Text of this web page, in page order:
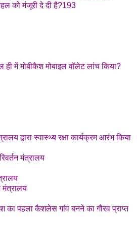
को मंजूरी दे दी है?193
में मोबीकैश मोबाइल वॉलेट लांच किया?
द्वारा स्वास्थ्य रक्षा कार्यक्रम आरंभ किया
मंत्रालय
मंत्रालय
का पहला कैशलेस गांव बनने का गौरव प्राप्त